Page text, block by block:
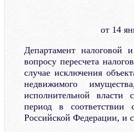
от 14
Департамент налоговой
вопросу пересчета
случае исключения
недвижимого
исполнительной власти
период в соответствии
Российской Федерации, и